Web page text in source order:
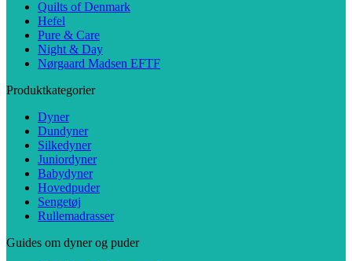
Quilts of Denmark
Hefel
Pure & Care
Night & Day
Nørgaard Madsen EFTF
Produktkategorier
Dyner
Dundyner
Silkedyner
Juniordyner
Babydyner
Hovedpuder
Sengetøj
Rullemadrasser
Guides om dyner og puder